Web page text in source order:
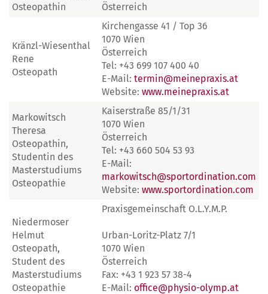
Osteopathin
Österreich
Kränzl-Wiesenthal
Rene
Osteopath
Kirchengasse 41 / Top 36
1070 Wien
Österreich
Tel: +43 699 107 400 40
E-Mail: termin@meinepraxis.at
Website: www.meinepraxis.at
Markowitsch
Theresa
Osteopathin,
Studentin des
Masterstudiums
Osteopathie
Kaiserstraße 85/1/31
1070 Wien
Österreich
Tel: +43 660 504 53 93
E-Mail:
markowitsch@sportordination.com
Website: www.sportordination.com
Niedermoser
Helmut
Osteopath,
Student des
Masterstudiums
Osteopathie
Praxisgemeinschaft O.L.Y.M.P.
Urban-Loritz-Platz 7/1
1070 Wien
Österreich
Fax: +43 1 923 57 38-4
E-Mail: office@physio-olymp.at